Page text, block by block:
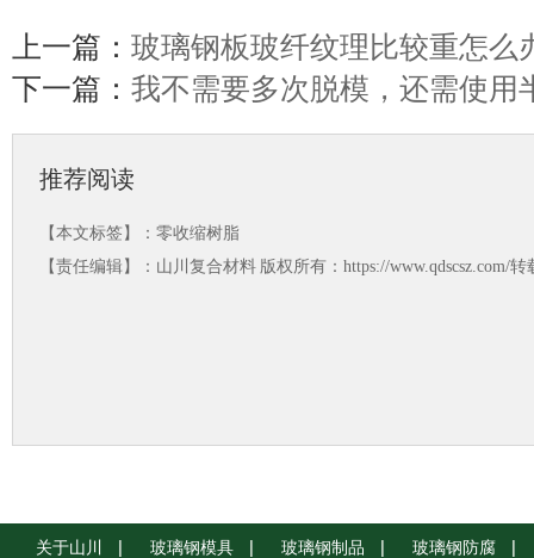
上一篇： 玻璃钢板玻纤纹理比较重怎么
下一篇： 我不需要多次脱模，还需使用
推荐阅读
【本文标签】： 零收缩树脂
【责任编辑】： 山川复合材料 版权所有：https://www.qdscsz.com/
关于山川 玻璃钢模具 玻璃钢制品 玻璃钢防腐